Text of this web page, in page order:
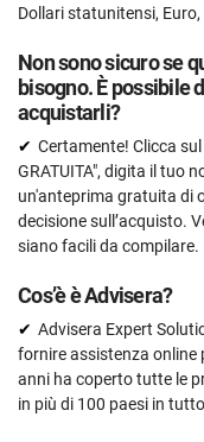
Dollari statunitensi,
Non sono sicuro se
bisogno. È possibile
acquistarli?
Certamente! Clicca sul
GRATUITA", digita il tuo
un'anteprima gratuita di
decisione sull’acquisto.
siano facili da compilare.
Cos’è è Advisera?
Advisera Expert
fornire assistenza online
anni ha coperto tutte le
in più di 100 paesi in